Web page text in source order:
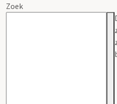
Zoek